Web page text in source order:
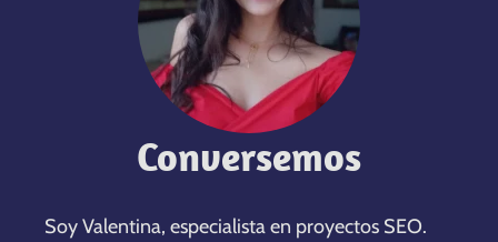
Conversemos
Soy Valentina, especialista en proyectos SEO.